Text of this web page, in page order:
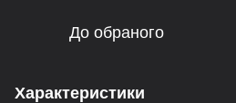
До обраного
Характеристики